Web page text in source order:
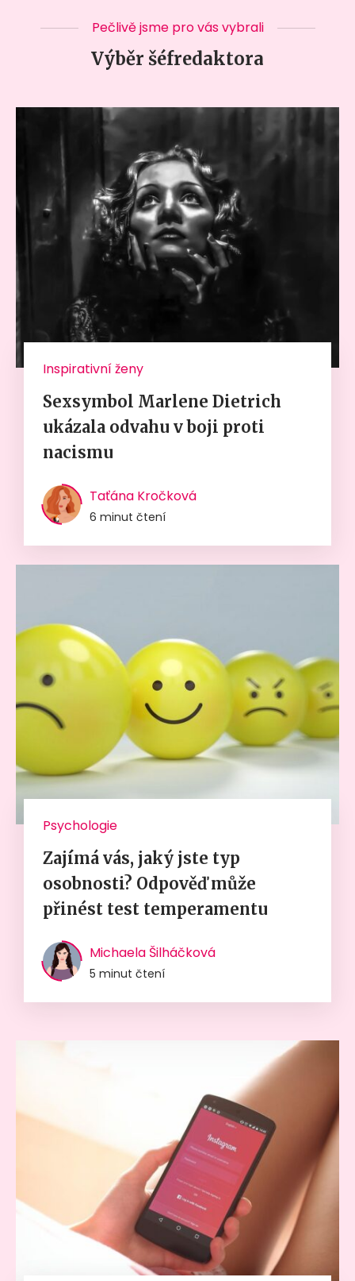
Pečlivě jsme pro vás vybrali
Výběr šéfredaktora
Inspirativní ženy
Sexsymbol Marlene Dietrich
ukázala odvahu v boji proti
nacismu
Taťána Kročková
6 minut čtení
Psychologie
Zajímá vás, jaký jste typ
osobnosti? Odpověď může
přinést test temperamentu
Michaela Šilháčková
5 minut čtení